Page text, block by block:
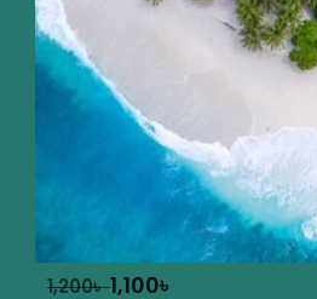
1,200৳1,100৳